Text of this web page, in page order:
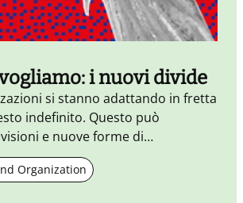
i nuovi divide
si stanno adattando in fretta
indefinito. Questo può
e nuove forme di
forme di contatto emerse durante
punto da cui ripartire.
Organization